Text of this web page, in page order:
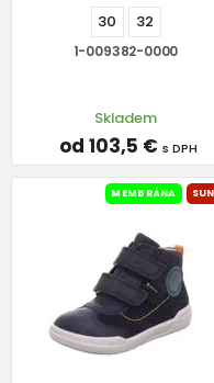
30 32
1-009382-0000
Skladem
od 103,5 € s DPH
MEMBRÁNA